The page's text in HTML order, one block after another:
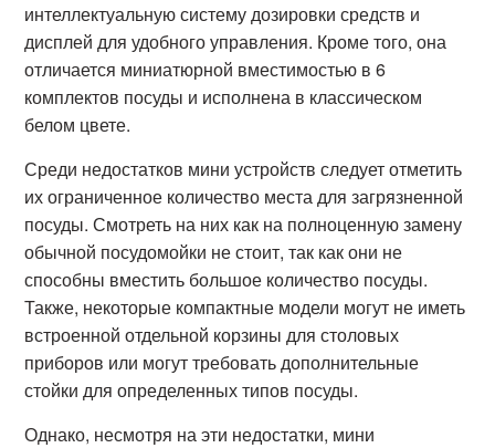
интеллектуальную систему дозировки средств и
дисплей для удобного управления. Кроме того, она
отличается миниатюрной вместимостью в 6
комплектов посуды и исполнена в классическом
белом цвете.
Среди недостатков мини устройств следует отметить
их ограниченное количество места для загрязненной
посуды. Смотреть на них как на полноценную замену
обычной посудомойки не стоит, так как они не
способны вместить большое количество посуды.
Также, некоторые компактные модели могут не иметь
встроенной отдельной корзины для столовых
приборов или могут требовать дополнительные
стойки для определенных типов посуды.
Однако, несмотря на эти недостатки, мини